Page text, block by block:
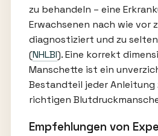
zu behandeln – eine
Erwachsenen nach wie vor
diagnostiziert und zu
(NHLBI). Eine korrekt
Manschette ist ein
Bestandteil jeder Anleitung
richtigen
Empfehlungen von